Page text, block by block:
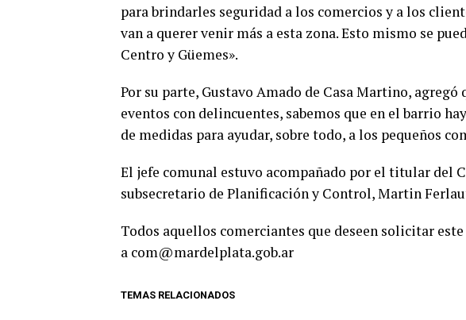
para brindarles seguridad a los comercios y a los
van a querer venir más a esta zona. Esto mismo se
Centro y Güemes».
Por su parte, Gustavo Amado de Casa Martino,
eventos con delincuentes, sabemos que en el barrio
de medidas para ayudar, sobre todo, a los pequeños
El jefe comunal estuvo acompañado por el titular del
subsecretario de Planificación y Control, Martin
Todos aquellos comerciantes que deseen solicitar
a com@mardelplata.gob.ar
TEMAS RELACIONADOS